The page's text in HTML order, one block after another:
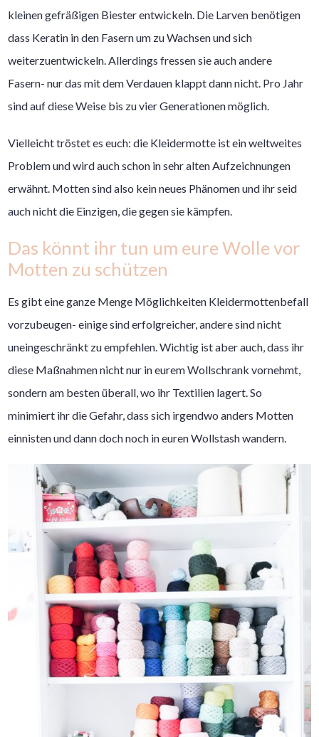
kleinen gefräßigen Biester entwickeln. Die Larven benötigen
dass Keratin in den Fasern um zu Wachsen und sich
weiterzuentwickeln. Allerdings fressen sie auch andere
Fasern- nur das mit dem Verdauen klappt dann nicht. Pro Jahr
sind auf diese Weise bis zu vier Generationen möglich.
Vielleicht tröstet es euch: die Kleidermotte ist ein weltweites
Problem und wird auch schon in sehr alten Aufzeichnungen
erwähnt. Motten sind also kein neues Phänomen und ihr seid
auch nicht die Einzigen, die gegen sie kämpfen.
Das könnt ihr tun um eure Wolle vor
Motten zu schützen
Es gibt eine ganze Menge Möglichkeiten Kleidermottenbefall
vorzubeugen- einige sind erfolgreicher, andere sind nicht
uneingeschränkt zu empfehlen. Wichtig ist aber auch, dass ihr
diese Maßnahmen nicht nur in eurem Wollschrank vornehmt,
sondern am besten überall, wo ihr Textilien lagert. So
minimiert ihr die Gefahr, dass sich irgendwo anders Motten
einnisten und dann doch noch in euren Wollstash wandern.